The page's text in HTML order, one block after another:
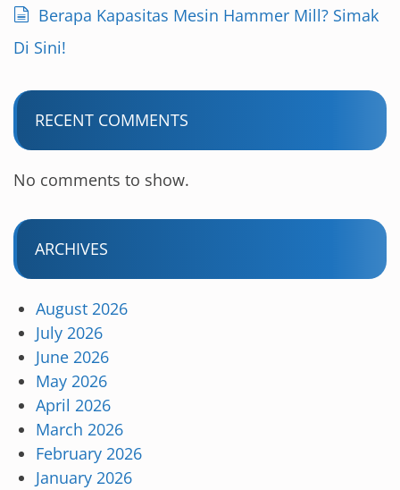
Berapa Kapasitas Mesin Hammer Mill? Simak
Di Sini!
RECENT COMMENTS
No comments to show.
ARCHIVES
August 2026
July 2026
June 2026
May 2026
April 2026
March 2026
February 2026
January 2026